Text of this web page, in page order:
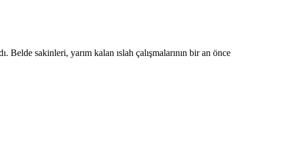
Belde sakinleri, yarım kalan ıslah çalışmalarının bir an önce